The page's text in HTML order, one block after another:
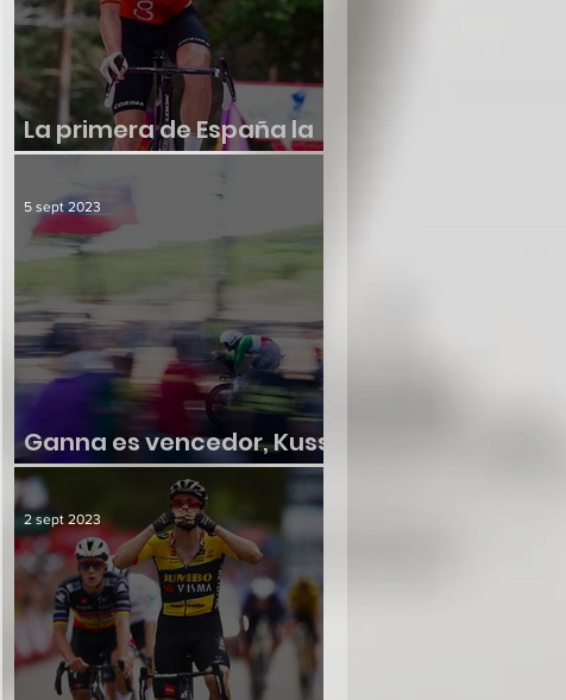
La primera de España la
consiguió Jesús Herrada
Ganna es vencedor, Kuss
no suelta la roja
5 sept 2023
2 sept 2023